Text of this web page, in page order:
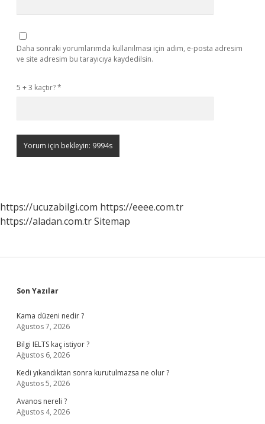
Daha sonraki yorumlarımda kullanılması için adım, e-posta adresim
ve site adresim bu tarayıcıya kaydedilsin.
5 + 3 kaçtır?*
https://ucuzabilgi.com https://eeee.com.tr
https://aladan.com.trSitemap
Sidebar
Son Yazılar
Kama düzeni nedir ?
Ağustos 7, 2026
Bilgi IELTS kaç istiyor ?
Ağustos 6, 2026
Kedi yıkandıktan sonra kurutulmazsa ne olur ?
Ağustos 5, 2026
Avanos nereli ?
Ağustos 4, 2026